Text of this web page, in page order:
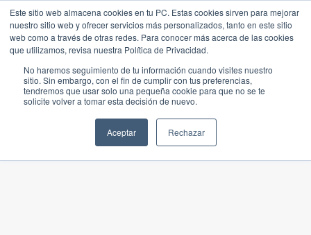
Este sitio web almacena cookies en tu PC. Estas cookies sirven para mejorar
nuestro sitio web y ofrecer servicios más personalizados, tanto en este sitio
web como a través de otras redes. Para conocer más acerca de las cookies
que utilizamos, revisa nuestra Política de Privacidad.
No haremos seguimiento de tu información cuando visites nuestro
sitio. Sin embargo, con el fin de cumplir con tus preferencias,
tendremos que usar solo una pequeña cookie para que no se te
solicite volver a tomar esta decisión de nuevo.
Aceptar Rechazar